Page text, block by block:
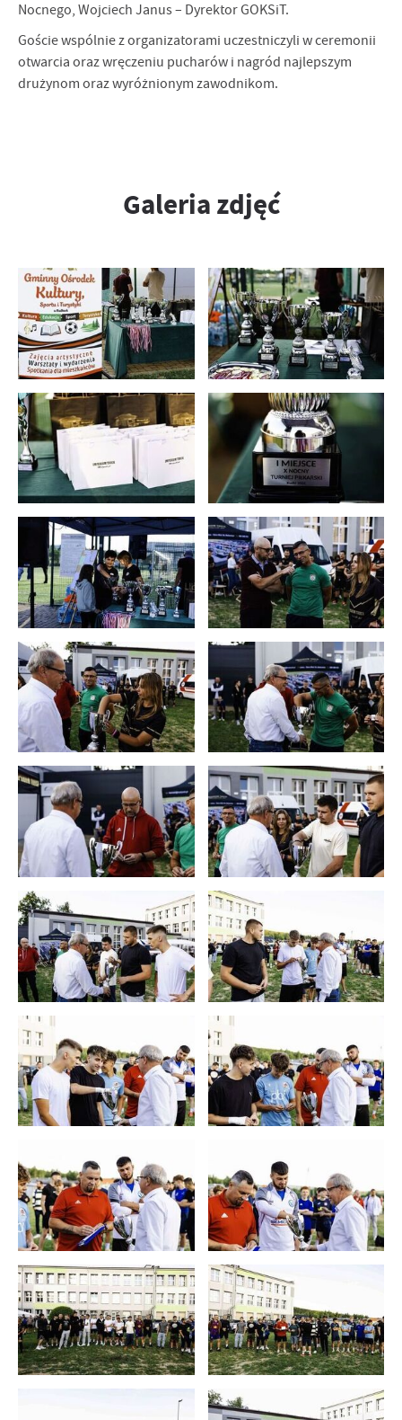
Nocnego, Wojciech Janus – Dyrektor GOKSiT.
Goście wspólnie z organizatorami uczestniczyli w ceremonii
otwarcia oraz wręczeniu pucharów i nagród najlepszym
drużynom oraz wyróżnionym zawodnikom.
Galeria zdjęć